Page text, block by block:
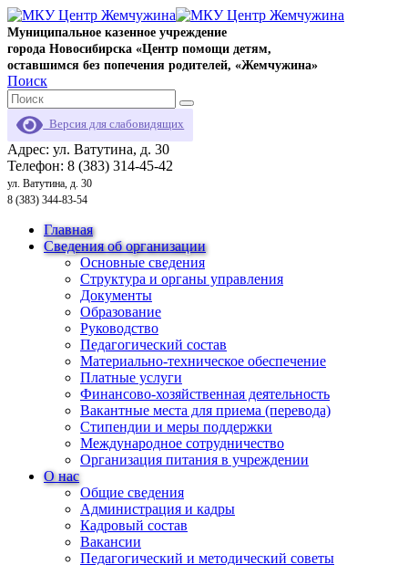
Муниципальное казенное учреждение
города Новосибирска «Центр помощи детям,
оставшимся без попечения родителей, «Жемчужина»
Поиск
Версия для слабовидящих
Адрес: ул. Ватутина, д. 30
Телефон: 8 (383) 314-45-42
ул. Ватутина, д. 30
8 (383) 344-83-54
Главная
Сведения об организации
Основные сведения
Структура и органы управления
Документы
Образование
Руководство
Педагогический состав
Материально-техническое обеспечение
Платные услуги
Финансово-хозяйственная деятельность
Вакантные места для приема (перевода)
Стипендии и меры поддержки
Международное сотрудничество
Организация питания в учреждении
О нас
Общие сведения
Администрация и кадры
Кадровый состав
Вакансии
Педагогический и методический советы